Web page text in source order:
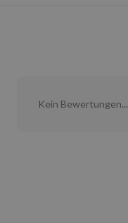
Kein Bewertungen...